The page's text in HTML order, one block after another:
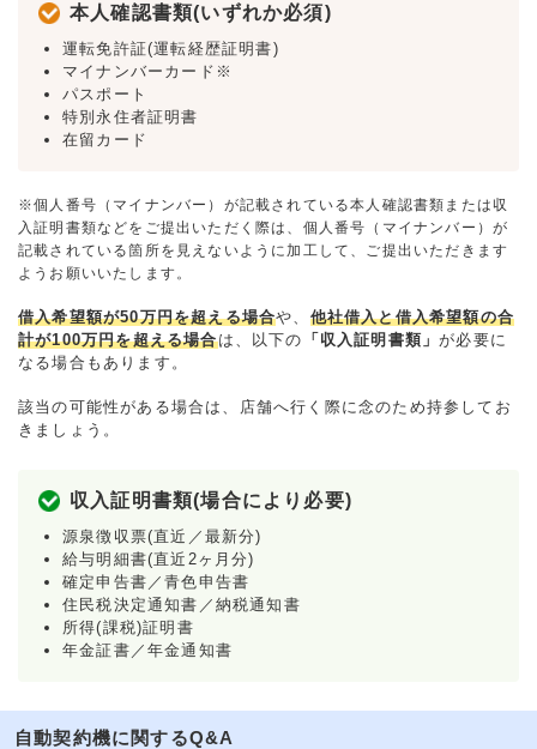
本人確認書類(いずれか必須)
運転免許証(運転経歴証明書)
マイナンバーカード※
パスポート
特別永住者証明書
在留カード
※個人番号（マイナンバー）が記載されている本人確認書類または収
入証明書類などをご提出いただく際は、個人番号（マイナンバー）が
記載されている箇所を見えないように加工して、ご提出いただきます
ようお願いいたします。
借入希望額が50万円を超える場合や、 他社借入と借入希望額の合
計が100万円を超える場合は、以下の 「収入証明書類」が必要に
なる場合もあります。
該当の可能性がある場合は、店舗へ行く際に念のため持参してお
きましょう。
収入証明書類(場合により必要)
源泉徴収票(直近／最新分)
給与明細書(直近2ヶ月分)
確定申告書／青色申告書
住民税決定通知書／納税通知書
所得(課税)証明書
年金証書／年金通知書
自動契約機に関するQ&A